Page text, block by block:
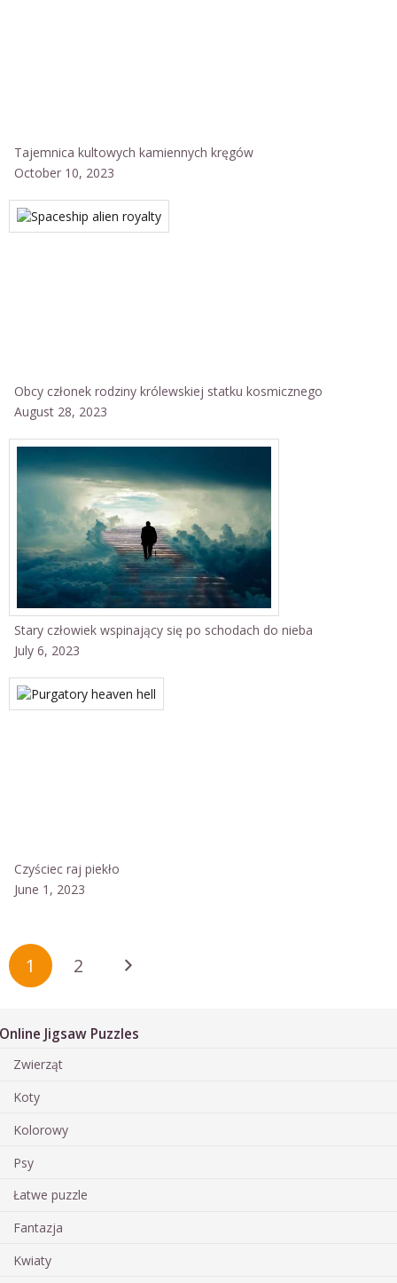
Tajemnica kultowych kamiennych kręgów
October 10, 2023
Obcy członek rodziny królewskiej statku kosmicznego
August 28, 2023
Stary człowiek wspinający się po schodach do nieba
July 6, 2023
Czyściec raj piekło
June 1, 2023
1 2
Jigsaw Puzzles
Zwierząt
Koty
Kolorowy
Psy
Łatwe puzzle
Fantazja
Kwiaty